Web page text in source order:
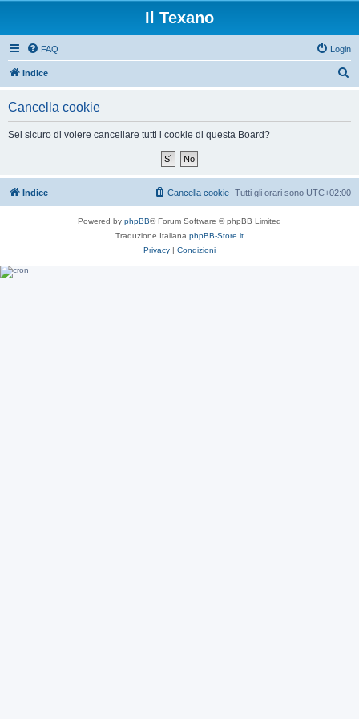
Il Texano
FAQ Login
Indice
Cancella cookie
Sei sicuro di volere cancellare tutti i cookie di questa Board?
Indice Tutti gli orari sono UTC+02:00
Cancella cookie
Powered by phpBB® Forum Software © phpBB Limited
Traduzione Italiana phpBB-Store.it
Privacy | Condizioni